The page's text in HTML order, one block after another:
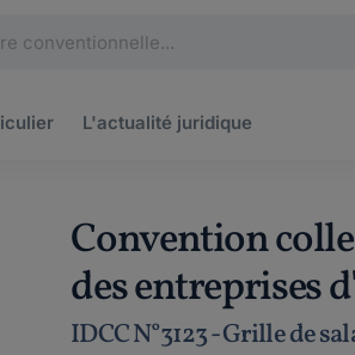
L'actualité juridique
Convention
des entreprises
IDCC N°3123 - Grille de